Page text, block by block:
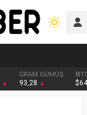
GRAM GÜMÜŞ
93,28